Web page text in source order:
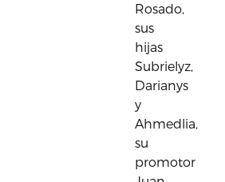
Rosado,
sus
hijas
Subrielyz,
Darianys
y
Ahmedlia,
su
promotor